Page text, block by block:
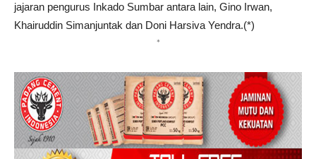
jajaran pengurus Inkado Sumbar antara lain, Gino Irwan,
Khairuddin Simanjuntak dan Doni Harsiva Yendra.(*)
*